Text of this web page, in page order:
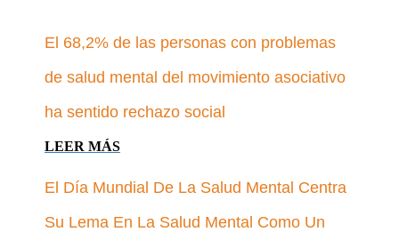
El 68,2% de las personas con problemas
de salud mental del movimiento asociativo
ha sentido rechazo social
LEER MÁS
El Día Mundial De La Salud Mental Centra
Su Lema En La Salud Mental Como Un